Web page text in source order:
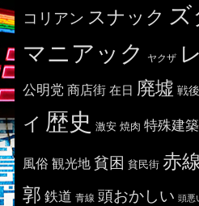
コリアン スナック ズ
マニアック ヤクザ
公明党 商店街 在日 廃墟 戦
イ 歴史 激安 焼肉 特殊建築
風俗 観光地 貧困 貧民街 赤線
郭 鉄道 青線 頭おかしい 頭悪